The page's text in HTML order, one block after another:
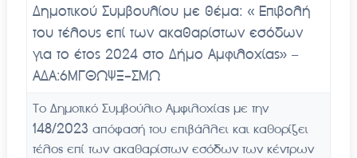
Δημοτικού Συμβουλίου με θέμα: «Επιβολή
του τέλους επί των ακαθαρίστων εσόδων
για το έτος 2024 στο Δήμο Αμφιλοχίας» –
ΑΔΑ:6ΜΓΘΩΨΞ-ΣΜΩ
Το Δημοτικό Συμβούλιο Αμφιλοχίας με την
148/2023 απόφασή του επιβάλλει και καθορίζει
τέλος επί των ακαθαρίστων εσόδων των κέντρων